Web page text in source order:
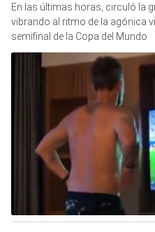
En las últimas horas, circuló la
vibrando al ritmo de la agónica
semifinal de la Copa del Mundo